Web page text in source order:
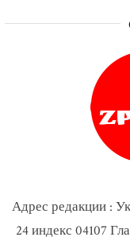
Адрес редакции :
24 индекс 04107